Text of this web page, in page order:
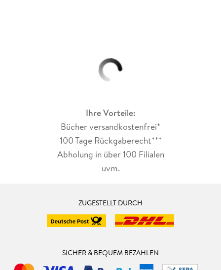
Ihre Vorteile:
Bücher versandkostenfrei*
100 Tage Rückgaberecht***
Abholung in über 100 Filialen
uvm.
ZUGESTELLT DURCH
SICHER & BEQUEM BEZAHLEN